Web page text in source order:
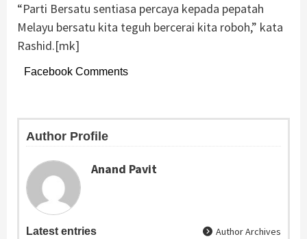
“Parti Bersatu sentiasa percaya kepada pepatah
Melayu bersatu kita teguh bercerai kita roboh,” kata
Rashid.[mk]
Facebook Comments
Author Profile
Anand Pavit
Latest entries Author Archives